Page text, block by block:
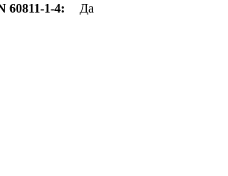
60811-1-4:
Да